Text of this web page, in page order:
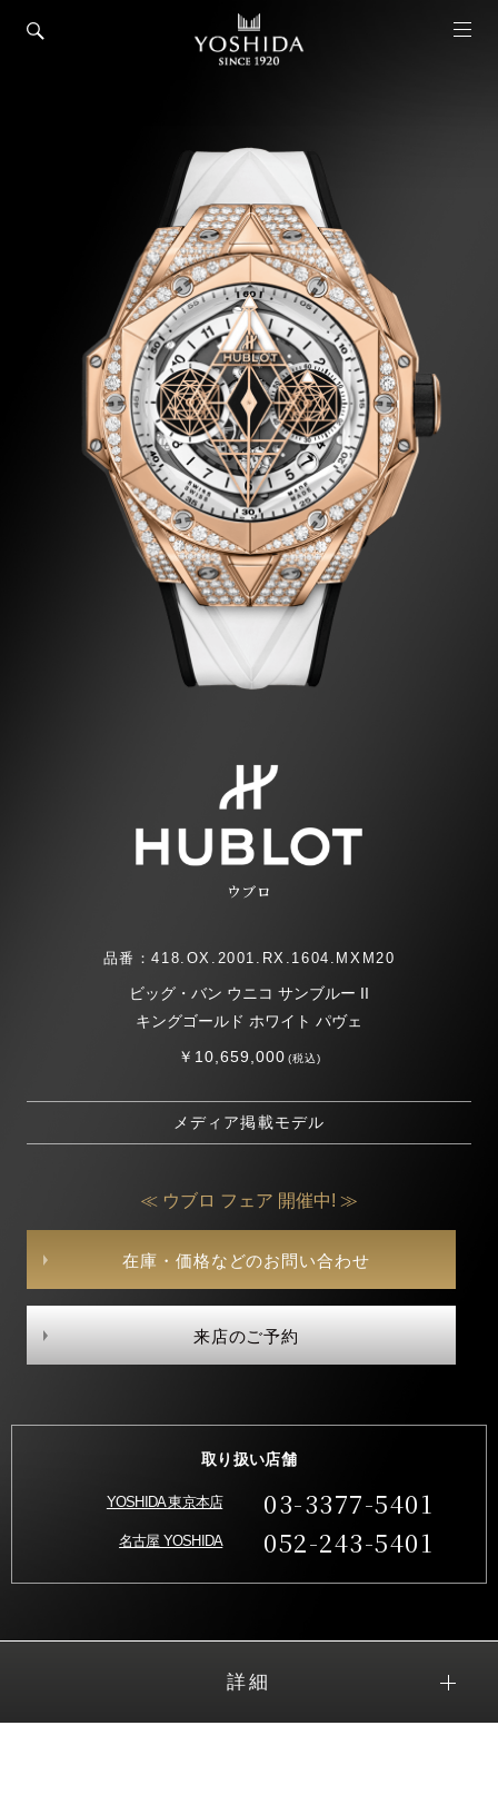
ウブロ
品番：418.OX.2001.RX.1604.MXM20
ビッグ・バン ウニコ サンブルー II
キングゴールド ホワイト パヴェ
￥10,659,000(税込)
メディア掲載モデル
≪ ウブロ フェア 開催中! ≫
在庫・価格などのお問い合わせ
来店のご予約
取り扱い店舗
YOSHIDA 東京本店 03-3377-5401
名古屋 YOSHIDA 052-243-5401
詳細